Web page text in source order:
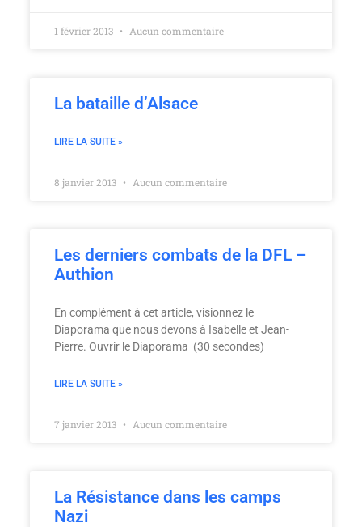
1 février 2013 Aucun commentaire
La bataille d’Alsace
LIRE LA SUITE »
8 janvier 2013 Aucun commentaire
Les derniers combats de la DFL –
Authion
En complément à cet article, visionnez le
Diaporama que nous devons à Isabelle et Jean-
Pierre. Ouvrir le Diaporama (30 secondes)
LIRE LA SUITE »
7 janvier 2013 Aucun commentaire
La Résistance dans les camps
Nazi